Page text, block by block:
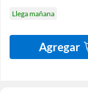
Llega mañana
Agregar